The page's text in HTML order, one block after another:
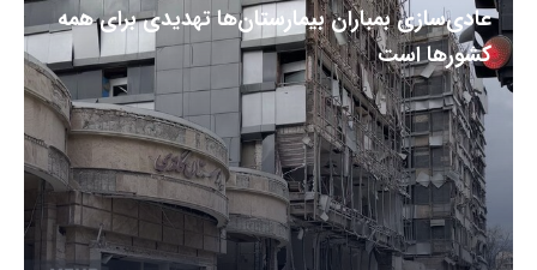
عادی‌سازی بمباران بیمارستان‌ها تهدیدی برای همه
کشورها است